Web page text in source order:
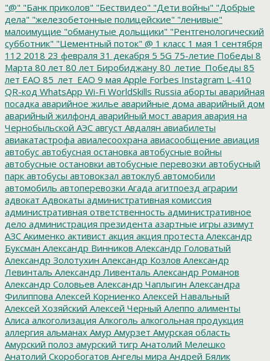
"@" "Банк приколов" "Бествидео" "Дети войны" "Добрые
дела" "железобетонные полицейские" "ленивые"
малоимущие "обманутые дольщики" "Рентгенологический
субботник" "Цементный поток" @ 1 класс 1 мая 1 сентября
112 2018 23 февраля 31 декабря 5 5G 75-летие Победы 8
Марта 80 лет 80 лет Биробиджану 80_летие_Победы 85
лет ЕАО 85_лет_ЕАО 9 мая Apple Forbes Instagram L-410
QR-код WhatsApp Wi-Fi WorldSkills Russia аборты аварийная
посадка аварийное жилье аварийные дома аварийный дом
аварийный жилфонд аварийный мост авария авария на
Чернобыльской АЭС август Авдалян авиабилеты
авиакатастрофа авиалесоохрана авиасообщение авиация
автобус автобусная остановка автобусные войны
автобусные остановки автобусные перевозки автобусный
парк автобусы автовокзал автоклуб автомобили
автомобиль автоперевозки Агада агитпоезд аграрии
адвокат Адвокаты административная комиссия
административная ответственность административное
дело администрация президента азартные игры азимут
АЗС Акименко активист акция акция протеста Александр
Буксман Александр Винников Александр Головатый
Александр Золотухин Александр Козлов Александр
Левинталь Александр Ливенталь Александр Романов
Александр Соловьев Александр Чаплыгин Александра
Филиппова Алексей Корниенко Алексей Навальный
Алексей Хозяйский Алексей Черный Алеппо алименты
Алиса алкоголизация Алкоголь алкогольная продукция
аллергия альманах Амур Амурзет Амурская область
Амурский полоз амурский тигр Анатолий Мелешко
Анатолий Скоробогатов Ангелы мира Андрей Бялик